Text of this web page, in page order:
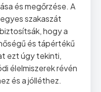
és megőrzése. A
szakaszát
hogy a
és tápértékű
ezt úgy tekinti,
élelmiszerek révén
és a jólléthez.